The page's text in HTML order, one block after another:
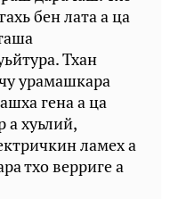
бен лата а ца
Тхан
урамашкара
гена а ца
а хуьлий,
ламех а
тхо верриге а